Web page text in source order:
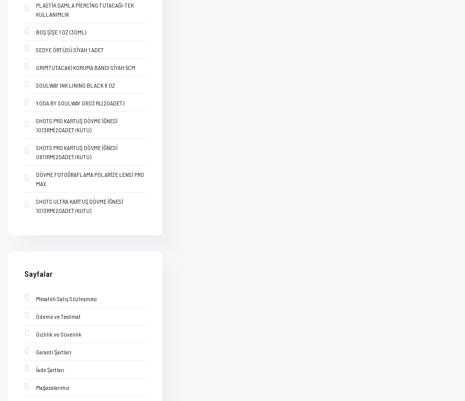
PLASTİK DAMLA PİERCİNG TUTACAĞI-TEK
KULLANIMLIK
BOŞ ŞİŞE 1 OZ (30ML)
SEDYE ÖRTÜSÜ SİYAH 1 ADET
GRIP(TUTACAK) KORUMA BANDI SİYAH 5CM
SOULWAY INK LINING BLACK 8 OZ
YODA BY SOULWAY 0803 RL(20ADET)
SHOTS PRO KARTUŞ DÖVME İĞNESİ
1013RM(20ADET/KUTU)
SHOTS PRO KARTUŞ DÖVME İĞNESİ
0811RM(20ADET/KUTU)
DÖVME FOTOĞRAFLAMA POLARİZE LENSİ PRO
MAX
SHOTS ULTRA KARTUŞ DÖVME İĞNESİ
1013RM(20ADET/KUTU)
Sayfalar
Mesafeli Satış Sözleşmesi
Ödeme ve Teslimat
Gizlilik ve Güvenlik
Garanti Şartları
İade Şartları
Mağazalarımız